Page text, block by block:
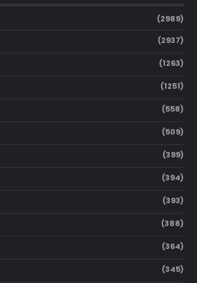
(2989)
(2937)
(1263)
(1251)
(558)
(509)
(399)
(394)
(393)
(388)
(364)
(345)